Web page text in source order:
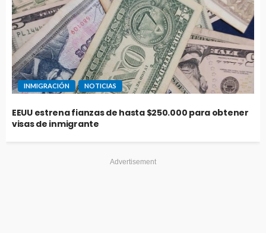
INMIGRACIÓN NOTICIAS
EEUU estrena fianzas de hasta $250.000 para obtener
visas de inmigrante
Advertisement